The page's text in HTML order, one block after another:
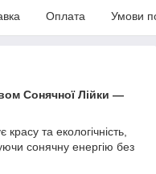
Оплата Умови
Сонячної Лійки —
та екологічність,
сонячну енергію без